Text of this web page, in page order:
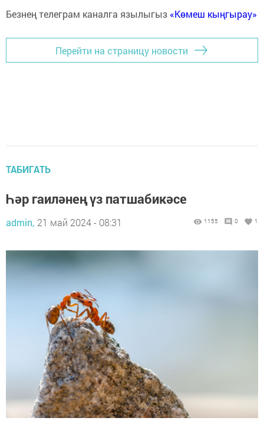
Безнең телеграм каналга язылыгыз «Көмеш кыңгырау»
Перейти на страницу новости
ТАБИГАТЬ
Һәр гаиләнең үз патшабикәсе
admin, 21 май 2024 - 08:31 1155 0 1